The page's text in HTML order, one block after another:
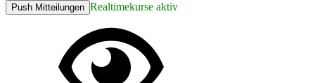
Push Mitteilungen Realtimekurse aktiv